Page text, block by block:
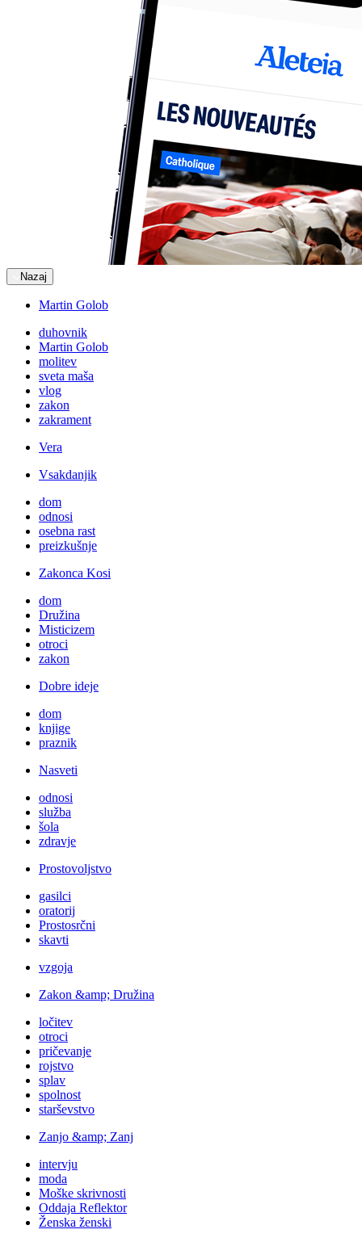
Nazaj
Martin Golob
duhovnik
Martin Golob
molitev
sveta maša
vlog
zakon
zakrament
Vera
Vsakdanjik
dom
odnosi
osebna rast
preizkušnje
Zakonca Kosi
dom
Družina
Misticizem
otroci
zakon
Dobre ideje
dom
knjige
praznik
Nasveti
odnosi
služba
šola
zdravje
Prostovoljstvo
gasilci
oratorij
Prostosrčni
skavti
vzgoja
Zakon &amp; Družina
ločitev
otroci
pričevanje
rojstvo
splav
spolnost
starševstvo
Zanjo &amp; Zanj
intervju
moda
Moške skrivnosti
Oddaja Reflektor
Ženska ženski